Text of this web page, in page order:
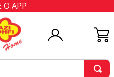
O APP